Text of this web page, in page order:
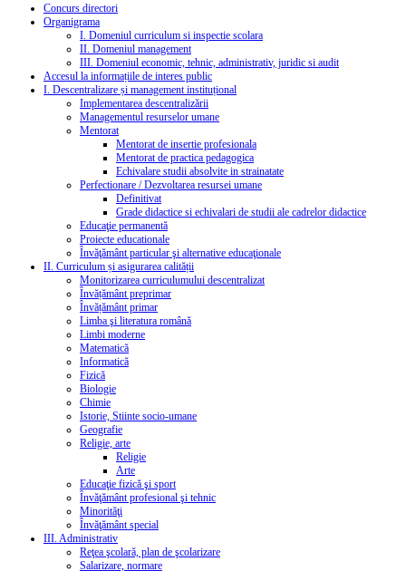
Concurs directori
Organigrama
I. Domeniul curriculum si inspectie scolara
II. Domeniul management
III. Domeniul economic, tehnic, administrativ, juridic si audit
Accesul la informațiile de interes public
I. Descentralizare și management instituțional
Implementarea descentralizării
Managementul resurselor umane
Mentorat
Mentorat de insertie profesionala
Mentorat de practica pedagogica
Echivalare studii absolvite in strainatate
Perfectionare / Dezvoltarea resursei umane
Definitivat
Grade didactice si echivalari de studii ale cadrelor didactice
Educaţie permanentă
Proiecte educationale
Învăţământ particular şi alternative educaţionale
II. Curriculum și asigurarea calității
Monitorizarea curriculumului descentralizat
Învățământ preprimar
Învățământ primar
Limba şi literatura română
Limbi moderne
Matematică
Informatică
Fizică
Biologie
Chimie
Istorie, Stiinte socio-umane
Geografie
Religie, arte
Religie
Arte
Educaţie fizică şi sport
Învăţământ profesional şi tehnic
Minorităţi
Învăţământ special
III. Administrativ
Reţea şcolară, plan de şcolarizare
Salarizare, normare